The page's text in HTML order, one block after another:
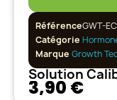
RéférenceGWT-
Catégorie
Marque Growth
3,90 €